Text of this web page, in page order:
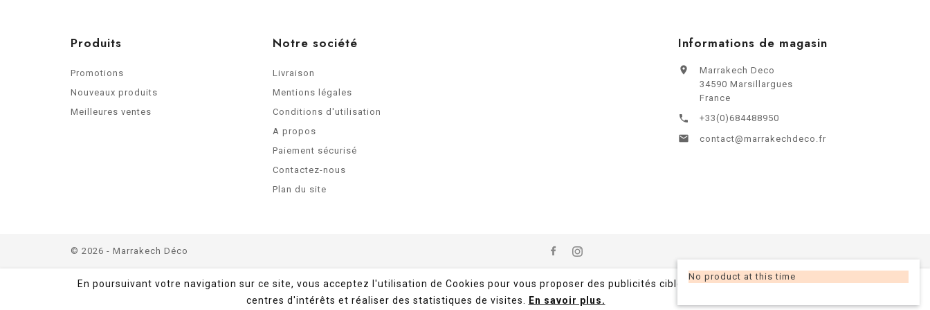
No product at this time
Produits
Promotions
Nouveaux produits
Meilleures ventes
Notre société
Livraison
Mentions légales
Conditions d'utilisation
A propos
Paiement sécurisé
Contactez-nous
Plan du site
Informations de magasin

Marrakech Deco
34590 Marsillargues
France
 +33(0)684488950
 contact@marrakechdeco.fr
© 2026 - Marrakech Déco
En poursuivant votre navigation sur ce site, vous acceptez l'utilisation de Cookies pour vous proposer des publicités ciblées adaptées à vos
centres d'intérêts et réaliser des statistiques de visites. En savoir plus.